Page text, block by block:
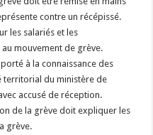
contre un récépissé.
les salariés et les
mouvement de grève.
à la connaissance des
territorial du ministère de
accusé de réception.
de la grève doit expliquer les
grève.